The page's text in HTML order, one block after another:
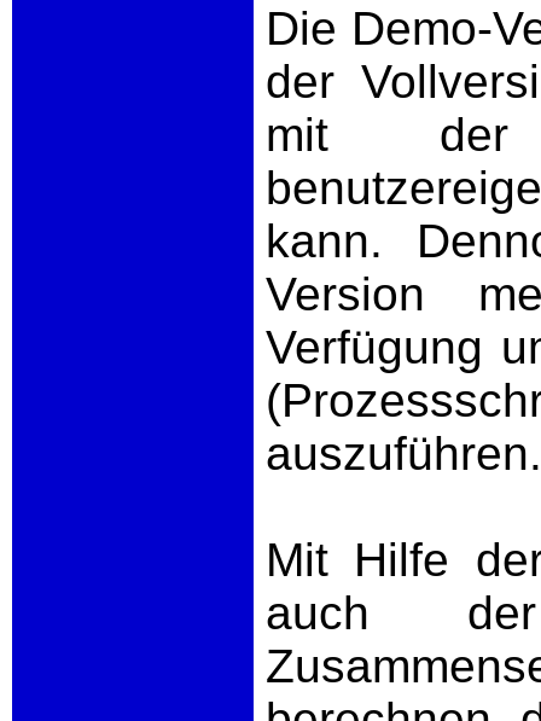
Die Demo-
der
mit der
kann.
Version
Verfügung
auszuführen.
Mit Hilfe
auch